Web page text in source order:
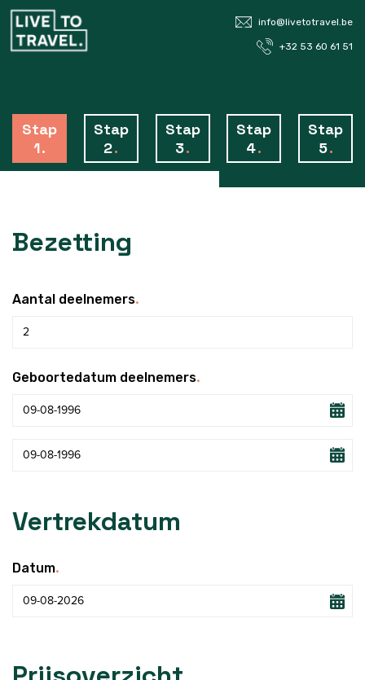
+32 53 60 61 51
info@livetotravel.be
Stap
1.
Stap
2.
Stap
3.
Stap
4.
Stap
5.
Bezetting
Aantal deelnemers.
Geboortedatum deelnemers.
Vertrekdatum
Datum.